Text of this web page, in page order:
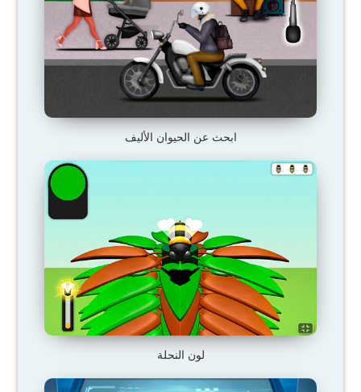
ابحث عن الحيوان الأليف
لون النحلة